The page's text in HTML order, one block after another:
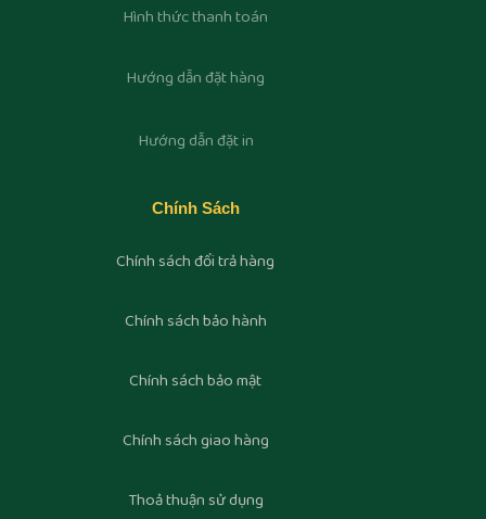
Hình thức thanh toán
Hướng dẫn đặt hàng
Hướng dẫn đặt in
Chính Sách
Chính sách đổi trả hàng
Chính sách bảo hành
Chính sách bảo mật
Chính sách giao hàng
Thoả thuận sử dụng